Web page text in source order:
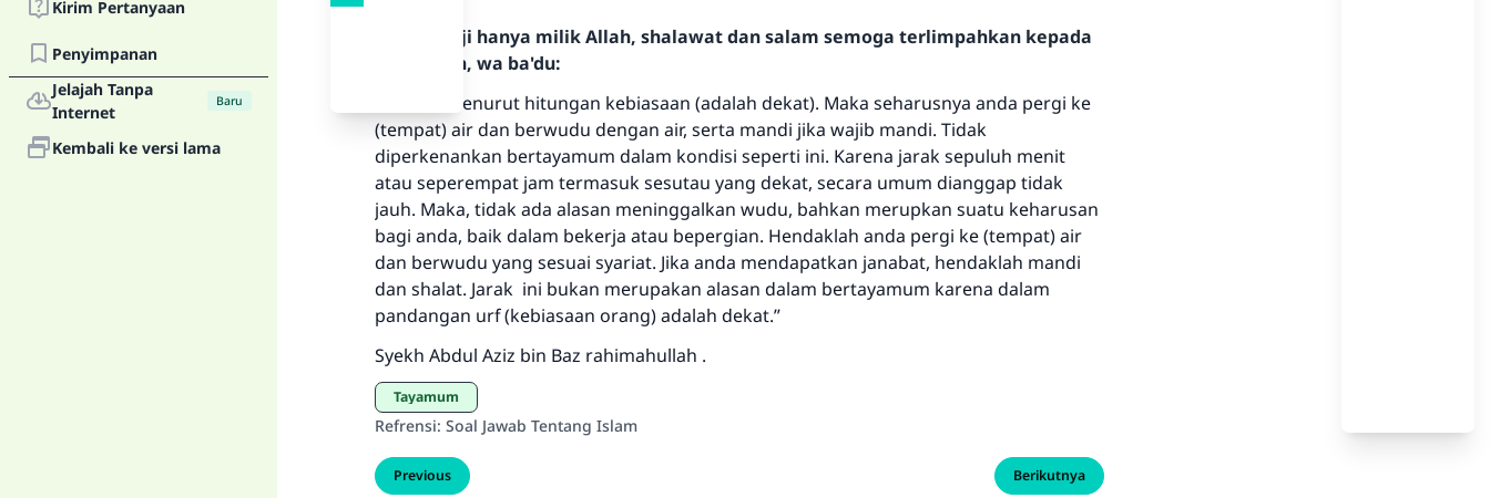
Kirim Pertanyaan
Penyimpanan
Jelajah Tanpa
Internet
Baru
Kembali ke versi lama
Segala puji hanya milik Allah, shalawat dan salam semoga terlimpahkan kepada
Rasulullah, wa ba'du:
Jarak ini menurut hitungan kebiasaan (adalah dekat). Maka seharusnya anda pergi ke
(tempat) air dan berwudu dengan air, serta mandi jika wajib mandi. Tidak
diperkenankan bertayamum dalam kondisi seperti ini. Karena jarak sepuluh menit
atau seperempat jam termasuk sesutau yang dekat, secara umum dianggap tidak
jauh. Maka, tidak ada alasan meninggalkan wudu, bahkan merupkan suatu keharusan
bagi anda, baik dalam bekerja atau bepergian. Hendaklah anda pergi ke (tempat) air
dan berwudu yang sesuai syariat. Jika anda mendapatkan janabat, hendaklah mandi
dan shalat. Jarak ini bukan merupakan alasan dalam bertayamum karena dalam
pandangan urf (kebiasaan orang) adalah dekat.”
Syekh Abdul Aziz bin Baz rahimahullah .
Tayamum
Refrensi: Soal Jawab Tentang Islam
Previous Berikutnya
Jawaban no. 110845 menyelamatkan
pernikahan.
Bantu kami dalam memberikan jawaban untuk umat
Rasulullah ﷺ bersabda
"Siapa yang menunjukkan suatu kebaikan, meka dia akan
mendapatkan pahala yang sama dengan orang yang
melakukannya"
MUSLIM, 1893